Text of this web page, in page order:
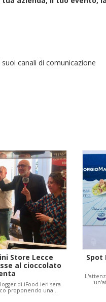
canali di comunicazione
Store Lecce
al cioccolato
di iFood ieri sera
proponendo una…
Spot